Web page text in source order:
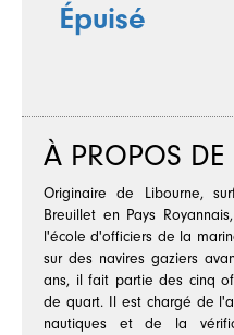
Épuisé
À PROPOS DE
Originaire de Libourne,
Breuillet en Pays
l'école d'officiers de la
sur des navires gaziers
ans, il fait partie des cinq
de quart. Il est chargé de
nautiques et de la